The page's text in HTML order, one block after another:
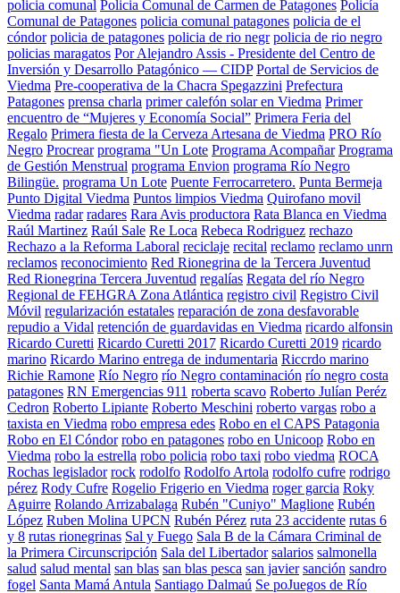
policia comunal Policia Comunal de Carmen de Patagones Policía
Comunal de Patagones policia comunal patagones policia de el
cóndor policia de patagones policia de rio negr policia de rio negro
policias maragatos Por Alejandro Assis - Presidente del Centro de
Inversión y Desarrollo Patagónico — CIDP Portal de Servicios de
Viedma Pre-cooperativa de la Chacra Spegazzini Prefectura
Patagones prensa charla primer calefón solar en Viedma Primer
encuentro de “Mujeres y Economía Social” Primera Feria del
Regalo Primera fiesta de la Cerveza Artesana de Viedma PRO Río
Negro Procrear programa "Un Lote Programa Acompañar Programa
de Gestión Menstrual programa Envion programa Río Negro
Bilingüe. programa Un Lote Puente Ferrocarretero. Punta Bermeja
Punto Digital Viedma Puntos limpios Viedma Quirofano movil
Viedma radar radares Rara Avis productora Rata Blanca en Viedma
Raúl Martinez Raúl Sale Re Loca Rebeca Rodriguez rechazo
Rechazo a la Reforma Laboral reciclaje recital reclamo reclamo unrn
reclamos reconocimiento Red Rionegrina de la Tercera Juventud
Red Rionegrina Tercera Juventud regalías Regata del río Negro
Regional de FEHGRA Zona Atlántica registro civil Registro Civil
Móvil regularización estatales reparación de zona desfavorable
repudio a Vidal retención de guardavidas en Viedma ricardo alfonsin
Ricardo Curetti Ricardo Curetti 2017 Ricardo Curetti 2019 ricardo
marino Ricardo Marino entrega de indumentaria Riccrdo marino
Richie Ramone Río Negro río Negro contaminación río negro costa
patagones RN Emergencias 911 roberta scavo Roberto Julían Peréz
Cedron Roberto Lipiante Roberto Meschini roberto vargas robo a
taxista en Viedma robo empresa edes Robo en el CAPS Patagonia
Robo en El Cóndor robo en patagones robo en Unicoop Robo en
Viedma robo la estrella robo policia robo taxi robo viedma ROCA
Rochas legislador rock rodolfo Rodolfo Artola rodolfo cufre rodrigo
pérez Rody Cufre Rogelio Frigerio en Viedma roger garcia Roky
Aguirre Rolando Arrizabalaga Rubén "Cuniyo" Maglione Rubén
López Ruben Molina UPCN Rubén Pérez ruta 23 accidente rutas 6
y 8 rutas rionegrinas Sal y Fuego Sala B de la Cámara Criminal de
la Primera Circunscripción Sala del Libertador salarios salmonella
salud salud mental san blas san blas pesca san javier sanción sandro
fogel Santa Mamá Antula Santiago Dalmaú Se poJuegos de Río